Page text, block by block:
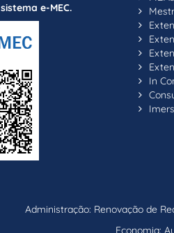
e-MEC.
In
Administração: Renovação de
Economia: